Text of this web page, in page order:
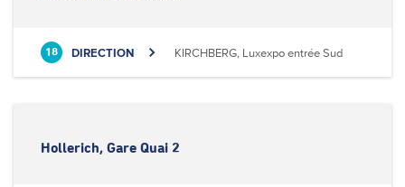
18 DIRECTION KIRCHBERG, Luxexpo entrée Sud
Hollerich, Gare Quai 2